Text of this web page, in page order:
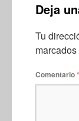
Deja
Tu
marcados
Comentario*